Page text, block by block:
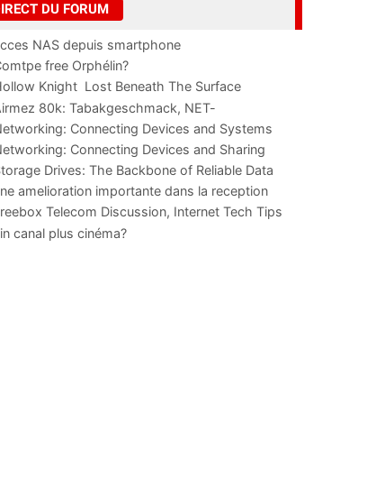
DU FORUM
NAS depuis smartphone
free Orphélin?
Knight  Lost Beneath The Surface
80k: Tabakgeschmack, NET-
und Leistung im
Connecting Devices and Systems
Connecting Devices and Sharing
Drives: The Backbone of Reliable Data
amelioration importante dans la reception
Telecom Discussion, Internet Tech Tips
canal plus cinéma?